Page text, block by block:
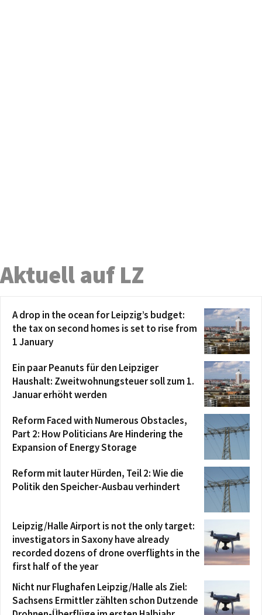
Aktuell auf LZ
A drop in the ocean for Leipzig’s budget:
the tax on second homes is set to rise from
1 January
Ein paar Peanuts für den Leipziger
Haushalt: Zweitwohnungsteuer soll zum 1.
Januar erhöht werden
Reform Faced with Numerous Obstacles,
Part 2: How Politicians Are Hindering the
Expansion of Energy Storage
Reform mit lauter Hürden, Teil 2: Wie die
Politik den Speicher-Ausbau verhindert
Leipzig/Halle Airport is not the only target:
investigators in Saxony have already
recorded dozens of drone overflights in the
first half of the year
Nicht nur Flughafen Leipzig/Halle als Ziel:
Sachsens Ermittler zählten schon Dutzende